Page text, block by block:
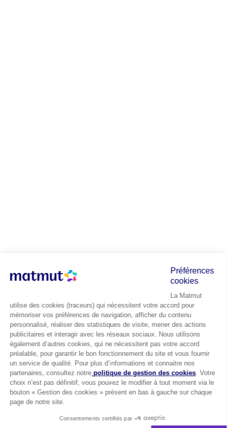
Préférences
cookies
La Matmut
utilise des cookies (traceurs) qui nécessitent votre accord pour
mémoriser vos préférences de navigation, afficher du contenu
personnalisé, réaliser des statistiques de visite, mener des actions
publicitaires et interagir avec les réseaux sociaux. Nous utilisons
également d’autres cookies, qui ne nécessitent pas votre accord
préalable, pour garantir le bon fonctionnement du site et vous fournir
un service de qualité. Pour plus d’informations et connaitre nos
partenaires, consultez notre politique de gestion des cookies. Votre
choix n’est pas définitif, vous pouvez le modifier à tout moment via le
bouton « Gestion des cookies » présent en bas à gauche sur chaque
page de notre site.
Consentements certifiés par